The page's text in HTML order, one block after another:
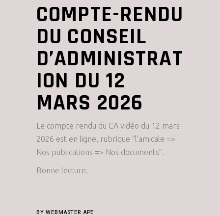
COMPTE-RENDU
DU CONSEIL
D’ADMINISTRAT
ION DU 12
MARS 2026
Le compte rendu du CA vidéo du 12 mars
2026 est en ligne, rubrique “l’amicale =>
Nos publications => Nos documents”.
Bonne lecture.
BYWEBMASTER APE